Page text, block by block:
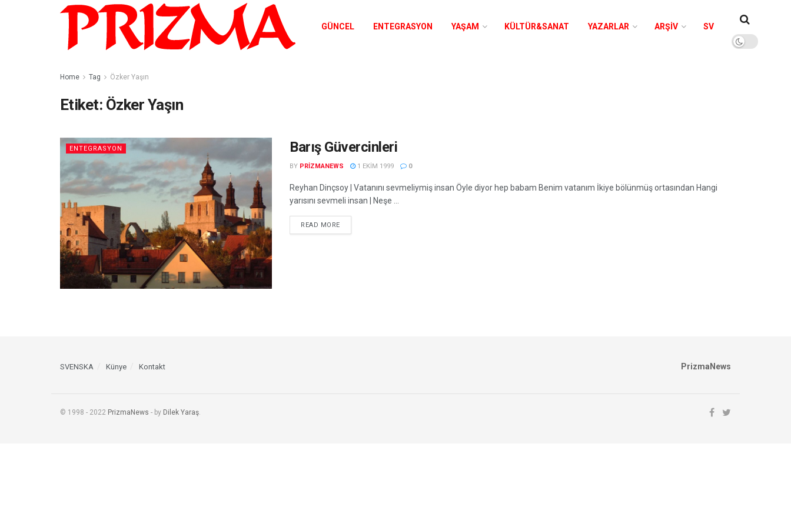
GÜNCEL ENTEGRASYON YAŞAM KÜLTÜR&SANAT YAZARLAR ARŞIV SV
Home Tag Özker Yaşın
Etiket: Özker Yaşın
ENTEGRASYON Barış Güvercinleri
BY PRIZMANEWS 1 EKIM 1999 0
Reyhan Dinçsoy | Vatanını sevmeliymiş insan Öyle diyor hep babam Benim vatanım İkiye bölünmüş ortasından Hangi
yarısını sevmeli insan | Neşe ...
READ MORE
SVENSKA Künye Kontakt PrizmaNews
© 1998 - 2022 PrizmaNews - by Dilek Yaraş.